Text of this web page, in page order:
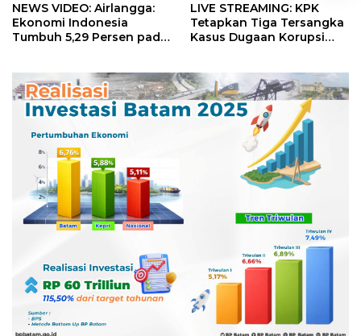
NEWS VIDEO: Airlangga:
Ekonomi Indonesia
Tumbuh 5,29 Persen pada
LIVE STREAMING: KPK
Tetapkan Tiga Tersangka
Kasus Dugaan Korupsi